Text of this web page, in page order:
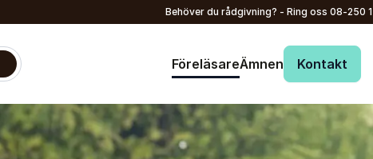
Behöver du rådgivning? - Ring oss 08-250
FöreläsareÄmnen Kontakt